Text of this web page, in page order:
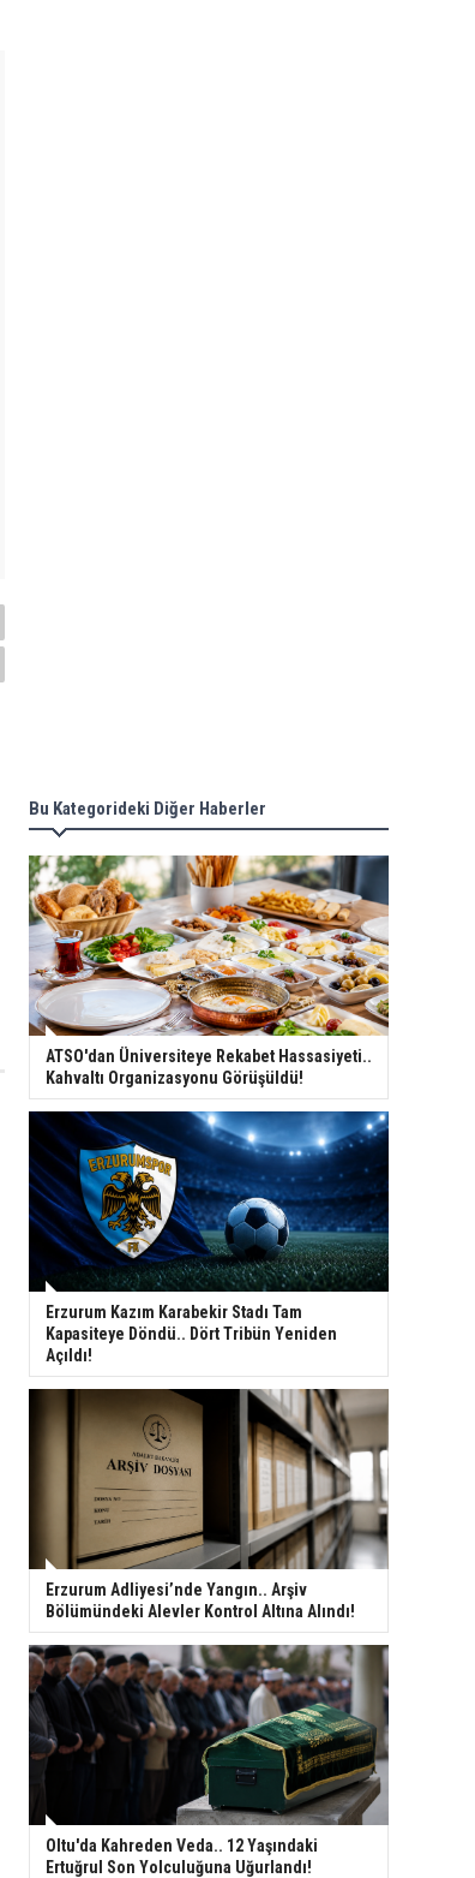
Bu Kategorideki Diğer Haberler
ATSO'dan Üniversiteye Rekabet Hassasiyeti..
Kahvaltı Organizasyonu Görüşüldü!
Erzurum Kazım Karabekir Stadı Tam
Kapasiteye Döndü.. Dört Tribün Yeniden
Açıldı!
Erzurum Adliyesi’nde Yangın.. Arşiv
Bölümündeki Alevler Kontrol Altına Alındı!
Oltu'da Kahreden Veda.. 12 Yaşındaki
Ertuğrul Son Yolculuğuna Uğurlandı!